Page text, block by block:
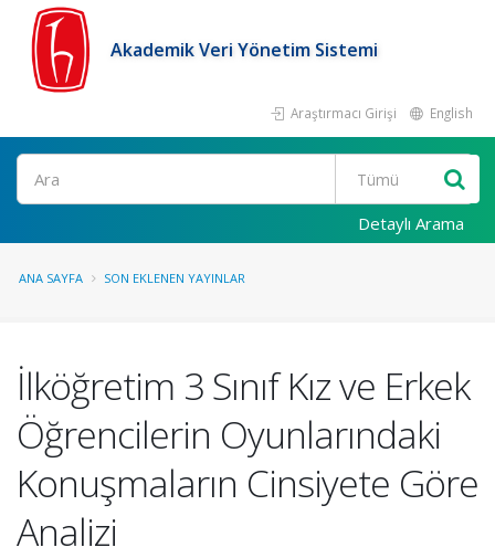
Akademik Veri Yönetim Sistemi
Araştırmacı Girişi English
Ara
Detaylı Arama
ANA SAYFA SON EKLENEN YAYINLAR
İlköğretim 3 Sınıf Kız ve Erkek
Öğrencilerin Oyunlarındaki
Konuşmaların Cinsiyete Göre
Analizi